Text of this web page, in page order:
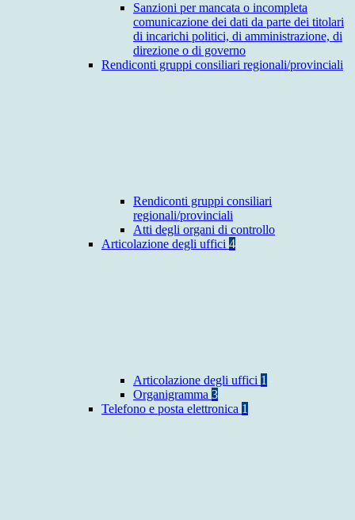
Sanzioni per mancata o incompleta
comunicazione dei dati da parte dei titolari
di incarichi politici, di amministrazione, di
direzione o di governo
Rendiconti gruppi consiliari regionali/provinciali
Rendiconti gruppi consiliari
regionali/provinciali
Atti degli organi di controllo
Articolazione degli uffici 4
Articolazione degli uffici 1
Organigramma 3
Telefono e posta elettronica 1